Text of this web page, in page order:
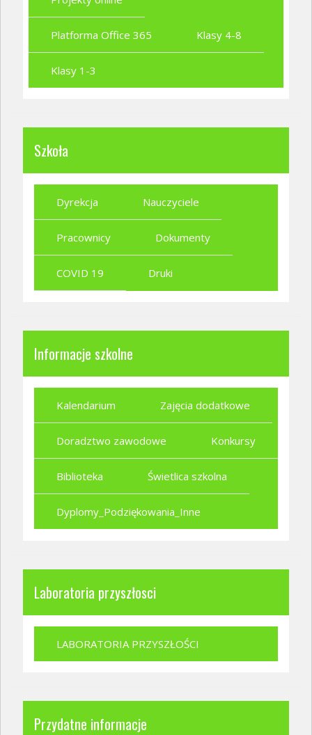
Platforma Office 365 Klasy 4-8
Klasy 1-3
Szkoła
Dyrekcja Nauczyciele
Pracownicy Dokumenty
COVID 19 Druki
Informacje szkolne
Kalendarium Zajęcia dodatkowe
Doradztwo zawodowe Konkursy
Biblioteka Świetlica szkolna
Dyplomy_Podziękowania_Inne
Laboratoria przyszłosci
LABORATORIA PRZYSZŁOŚCI
Przydatne informacje